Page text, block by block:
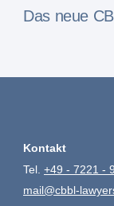
Das neue
Kontakt
Tel.+49 - 7221 -
mail@cbbl-